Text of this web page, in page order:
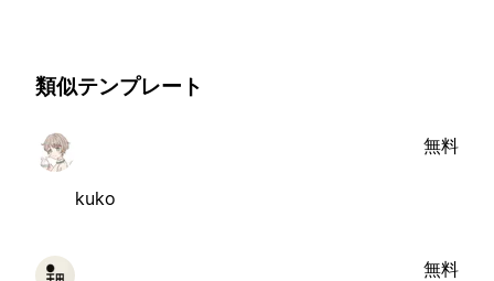
類似テンプレート
kuko
無料
無料